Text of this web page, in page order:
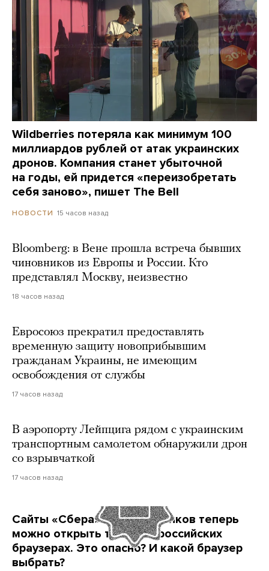
Wildberries потеряла как минимум 100
миллиардов рублей от атак украинских
дронов. Компания станет убыточной
на годы, ей придется «переизобретать
себя заново», пишет The Bell
НОВОСТИ 15 часов назад
Bloomberg: в Вене прошла встреча бывших
чиновников из Европы и России. Кто
представлял Москву, неизвестно
18 часов назад
Евросоюз прекратил предоставлять
временную защиту новоприбывшим
гражданам Украины, не имеющим
освобождения от службы
17 часов назад
В аэропорту Лейпцига рядом с украинским
транспортным самолетом обнаружили дрон
со взрывчаткой
17 часов назад
Сайты «Сбера» и других банков теперь
можно открыть только в российских
браузерах. Это опасно? И какой браузер
выбрать?